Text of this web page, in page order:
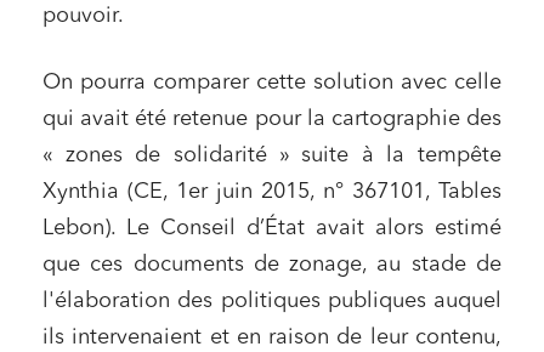
pouvoir.
On pourra comparer cette solution avec celle
qui avait été retenue pour la cartographie des
« zones de solidarité » suite à la tempête
Xynthia (CE, 1er juin 2015, n° 367101, Tables
Lebon). Le Conseil d’État avait alors estimé
que ces documents de zonage, au stade de
l'élaboration des politiques publiques auquel
ils intervenaient et en raison de leur contenu,
Relations commerciales et contrats
Media et édition
Immobilier et habitat
Entreprises du numérique
Établissements financiers
Règlement des litiges